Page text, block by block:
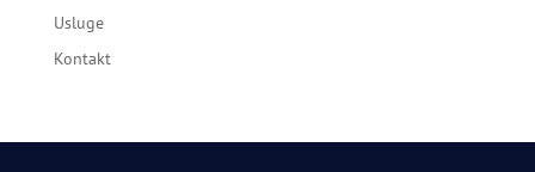
Usluge
Kontakt